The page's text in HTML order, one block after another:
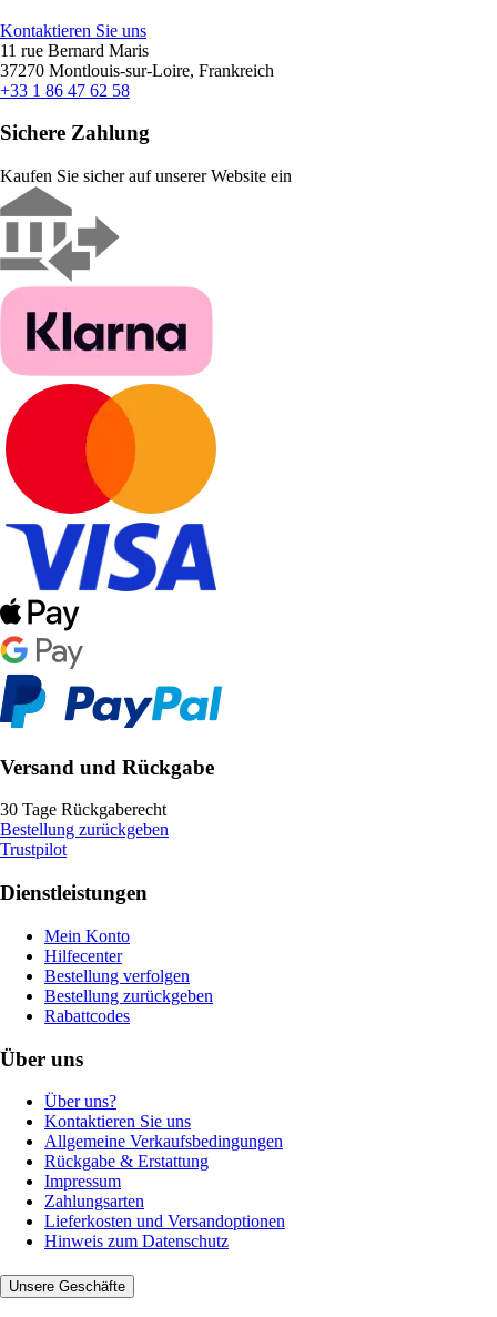
Kontaktieren Sie uns
11 rue Bernard Maris
37270 Montlouis-sur-Loire, Frankreich
+33 1 86 47 62 58
Sichere Zahlung
Kaufen Sie sicher auf unserer Website ein
Versand und Rückgabe
30 Tage Rückgaberecht
Bestellung zurückgeben
Trustpilot
Dienstleistungen
Mein Konto
Hilfecenter
Bestellung verfolgen
Bestellung zurückgeben
Rabattcodes
Über uns
Über uns?
Kontaktieren Sie uns
Allgemeine Verkaufsbedingungen
Rückgabe & Erstattung
Impressum
Zahlungsarten
Lieferkosten und Versandoptionen
Hinweis zum Datenschutz
Unsere Geschäfte